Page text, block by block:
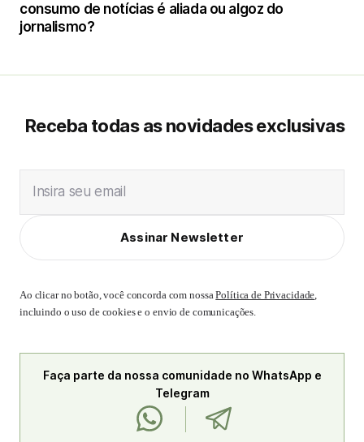
consumo de notícias é aliada ou algoz do
jornalismo?
Receba todas as novidades exclusivas
Insira seu email
Assinar Newsletter
Ao clicar no botão, você concorda com nossaPolítica de Privacidade,
incluindo o uso de cookies e o envio de comunicações.
Faça parte da nossa comunidade no WhatsApp e
Telegram